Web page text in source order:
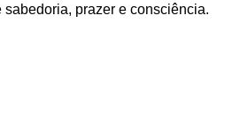
prazer e consciência.